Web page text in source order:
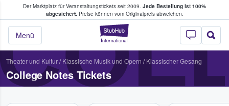
Der Marktplatz für Veranstaltungstickets seit 2009. Jede Bestellung ist 100%
abgesichert.Preise können vom Originalpreis abweichen.
StubHub - Wo
Menü
Tickets kaufen & verkaufen
Theater und Kultur/ Klassische Musik und Opern / Klassischer Gesang
College Notes Tickets